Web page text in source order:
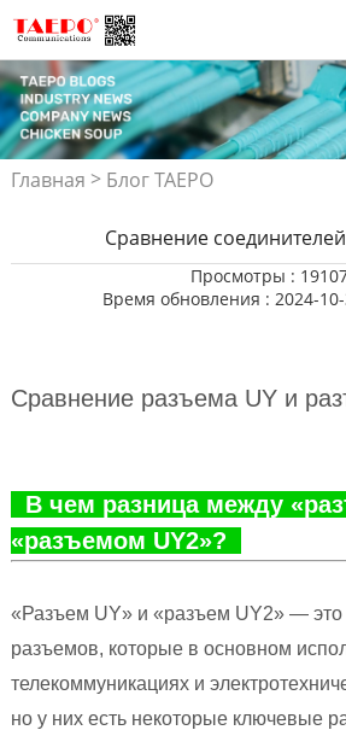
Главная > Блог TAEPO
Сравнение
Просмотры :
Время обновления : 2024-
Сравнение разъема UY и
В чем разница между
«разъемом UY2»?
«Разъем UY» и «разъем UY2» —
разъемов, которые в основном
телекоммуникациях и
но у них есть некоторые ключевые